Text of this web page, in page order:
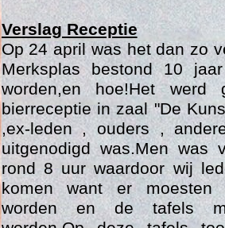
Verslag Receptie
Op 24 april was het dan zo
Merksplas bestond 10
worden,en hoe!Het
bierreceptie in zaal "De
,ex-leden , ouders ,
uitgenodigd was.Men was
rond 8 uur waardoor wij
komen want er moesten
worden en de tafels